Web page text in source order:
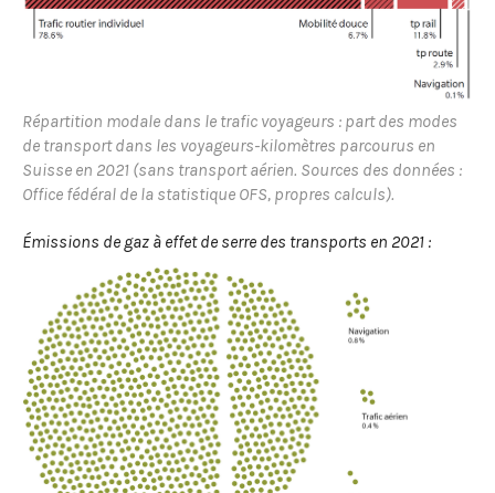
Répartition modale dans le trafic voyageurs : part des modes
de transport dans les voyageurs-kilomètres parcourus en
Suisse en 2021 (sans transport aérien. Sources des données :
Office fédéral de la statistique OFS, propres calculs).
Émissions de gaz à effet de serre des transports en 2021 :